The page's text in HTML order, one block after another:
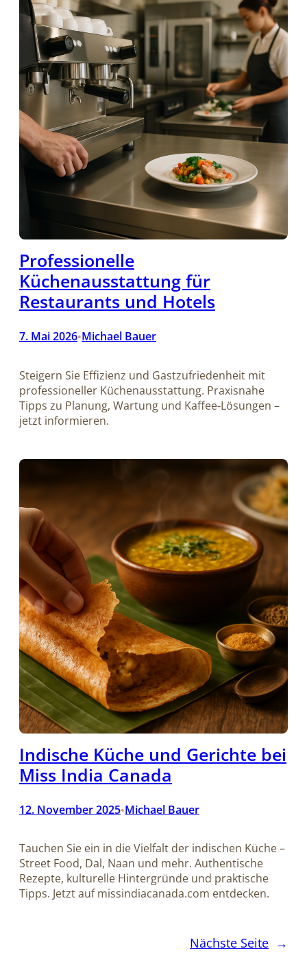
Professionelle
Küchenausstattung für
Restaurants und Hotels
7. Mai 2026•Michael Bauer
Steigern Sie Effizienz und Gastzufriedenheit mit
professioneller Küchenausstattung. Praxisnahe
Tipps zu Planung, Wartung und Kaffee-Lösungen –
jetzt informieren.
Indische Küche und Gerichte bei
Miss India Canada
12. November 2025•Michael Bauer
Tauchen Sie ein in die Vielfalt der indischen Küche –
Street Food, Dal, Naan und mehr. Authentische
Rezepte, kulturelle Hintergründe und praktische
Tipps. Jetzt auf missindiacanada.com entdecken.
Nächste Seite →